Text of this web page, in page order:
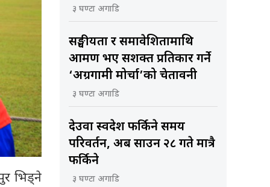
भिड्ने
३ घण्टा अगाडि
सङ्घीयता र समावेशितामाथि
आक्रमण भए सशक्त प्रतिकार गर्ने
‘अग्रगामी मोर्चा’को चेतावनी
३ घण्टा अगाडि
देउवा स्वदेश फर्किने समय
परिवर्तन, अब साउन २८ गते मात्रै
फर्किने
३ घण्टा अगाडि